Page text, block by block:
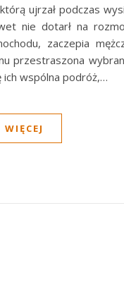
ujrzał podczas
nie dotarł na
zaczepia
ich wspólna podróż,…